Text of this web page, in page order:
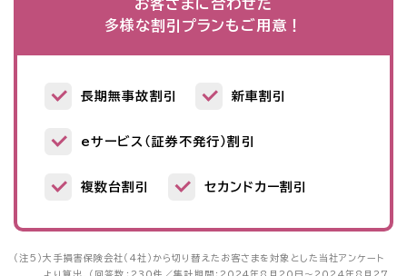
お客さまに合わせた
多様な割引プランもご用意！
長期無事故割引 新車割引
eサービス（証券不発行）割引
複数台割引 セカンドカー割引
（注5）大手損害保険会社（4社）から切り替えたお客さまを対象とした当社アンケート